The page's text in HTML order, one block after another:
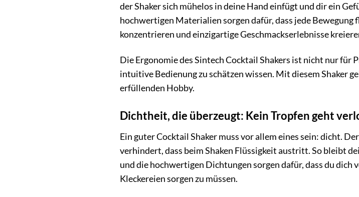
der Shaker sich mühelos in deine Hand einfügt und dir ein
hochwertigen Materialien sorgen dafür, dass jede
konzentrieren und einzigartige Geschmackserlebnisse
Die Ergonomie des Sintech Cocktail Shakers ist nicht nur für
intuitive Bedienung zu schätzen wissen. Mit diesem Shaker
erfüllenden Hobby.
Dichtheit, die überzeugt: Kein Tropfen geht
Ein guter Cocktail Shaker muss vor allem eines sein: dicht.
verhindert, dass beim Shaken Flüssigkeit austritt. So bleibt
und die hochwertigen Dichtungen sorgen dafür, dass du
Kleckereien sorgen zu müssen.